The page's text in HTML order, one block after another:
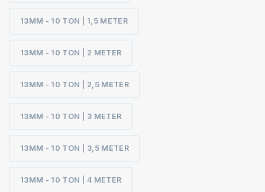
13MM - 10 TON | 1,5 METER
13MM - 10 TON | 2 METER
13MM - 10 TON | 2,5 METER
13MM - 10 TON | 3 METER
13MM - 10 TON | 3,5 METER
13MM - 10 TON | 4 METER